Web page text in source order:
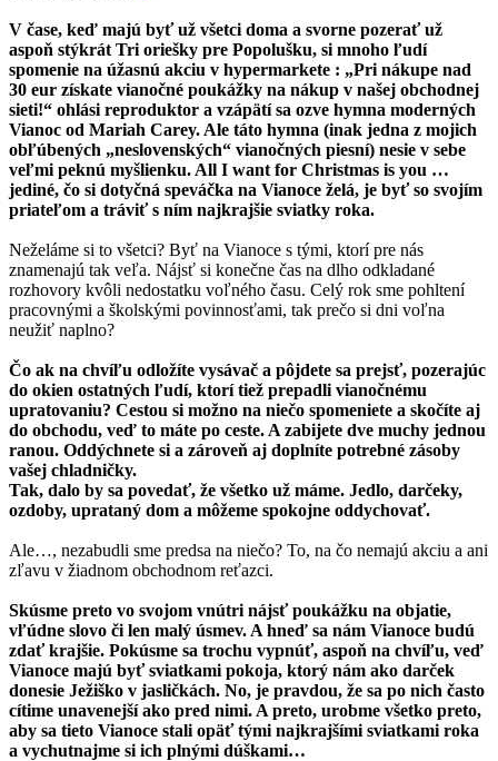
V čase, keď majú byť už všetci doma a svorne pozerať už
aspoň stýkrát Tri oriešky pre Popolušku, si mnoho ľudí
spomenie na úžasnú akciu v hypermarkete : „Pri nákupe nad
30 eur získate vianočné poukážky na nákup v našej obchodnej
sieti!“ ohlási reproduktor a vzápätí sa ozve hymna moderných
Vianoc od Mariah Carey. Ale táto hymna (inak jedna z mojich
obľúbených „neslovenských“ vianočných piesní) nesie v sebe
veľmi peknú myšlienku. All I want for Christmas is you …
jediné, čo si dotyčná speváčka na Vianoce želá, je byť so svojím
priateľom a tráviť s ním najkrajšie sviatky roka.
Neželáme si to všetci? Byť na Vianoce s tými, ktorí pre nás
znamenajú tak veľa. Nájsť si konečne čas na dlho odkladané
rozhovory kvôli nedostatku voľného času. Celý rok sme pohltení
pracovnými a školskými povinnosťami, tak prečo si dni voľna
neužiť naplno?
Čo ak na chvíľu odložíte vysávač a pôjdete sa prejsť, pozerajúc
do okien ostatných ľudí, ktorí tiež prepadli vianočnému
upratovaniu? Cestou si možno na niečo spomeniete a skočíte aj
do obchodu, veď to máte po ceste. A zabijete dve muchy jednou
ranou. Oddýchnete si a zároveň aj doplníte potrebné zásoby
vašej chladničky.
Tak, dalo by sa povedať, že všetko už máme. Jedlo, darčeky,
ozdoby, uprataný dom a môžeme spokojne oddychovať.
Ale…, nezabudli sme predsa na niečo? To, na čo nemajú akciu a ani
zľavu v žiadnom obchodnom reťazci.
Skúsme preto vo svojom vnútri nájsť poukážku na objatie,
vľúdne slovo či len malý úsmev. A hneď sa nám Vianoce budú
zdať krajšie. Pokúsme sa trochu vypnúť, aspoň na chvíľu, veď
Vianoce majú byť sviatkami pokoja, ktorý nám ako darček
donesie Ježiško v jasličkách. No, je pravdou, že sa po nich často
cítime unavenejší ako pred nimi. A preto, urobme všetko preto,
aby sa tieto Vianoce stali opäť tými najkrajšími sviatkami roka
a vychutnajme si ich plnými dúškami…